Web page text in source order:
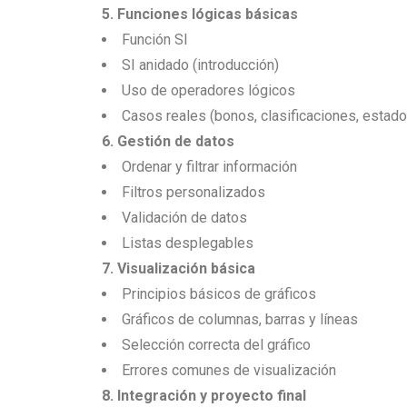
5. Funciones lógicas básicas
Función SI
SI anidado (introducción)
Uso de operadores lógicos
Casos reales (bonos, clasificaciones,
6. Gestión de datos
Ordenar y filtrar información
Filtros personalizados
Validación de datos
Listas desplegables
7. Visualización básica
Principios básicos de gráficos
Gráficos de columnas, barras y líneas
Selección correcta del gráfico
Errores comunes de visualización
8. Integración y proyecto final